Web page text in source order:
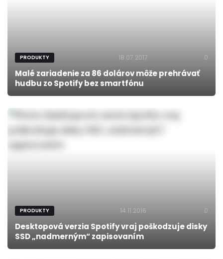
PRODUKTY 18.07.2017 0
Malé zariadenie za 86 dolárov môže prehrávať
hudbu zo Spotify bez smartfónu
PRODUKTY 14.11.2016 0
Desktopová verzia Spotify vraj poškodzuje disky
SSD „nadmerným“ zapisovaním